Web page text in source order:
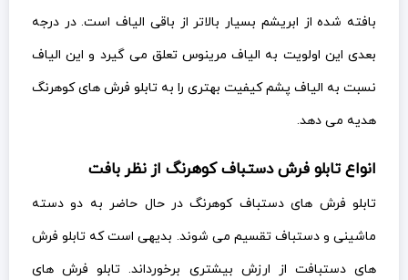
بافته شده از ابریشم بسیار بالاتر از باقی الیاف است. در درجه
بعدی این اولویت به الیاف مرینوس تعلق می گیرد و این الیاف
نسبت به الیاف پشم کیفیت بهتری را به تابلو فرش های کوهرنگ
هدیه می دهد.
انواع تابلو فرش دستباف کوهرنگ از نظر بافت
تابلو فرش های دستباف کوهرنگ در حال حاضر به دو دسته
ماشینی و دستباف تقسیم می شوند. بدیهی است که تابلو فرش
های دستبافت از ارزش بیشتری برخورداند. تابلو فرش های